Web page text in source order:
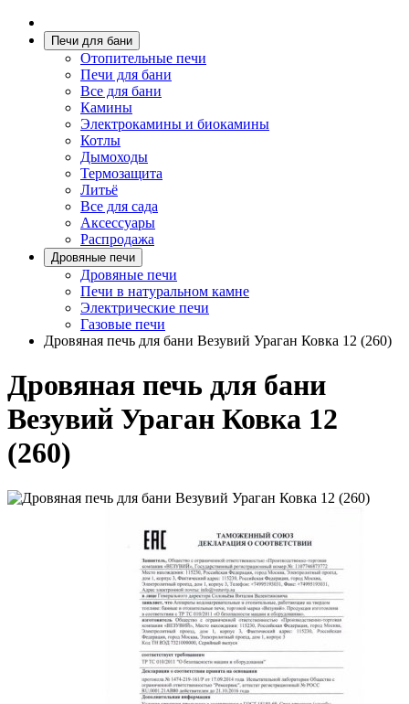
Печи для бани
Отопительные печи
Печи для бани
Все для бани
Камины
Электрокамины и биокамины
Котлы
Дымоходы
Термозащита
Литьё
Все для сада
Аксессуары
Распродажа
Дровяные печи
Дровяные печи
Печи в натуральном камне
Электрические печи
Газовые печи
Дровяная печь для бани Везувий Ураган Ковка 12 (260)
Дровяная печь для бани
Везувий Ураган Ковка 12
(260)